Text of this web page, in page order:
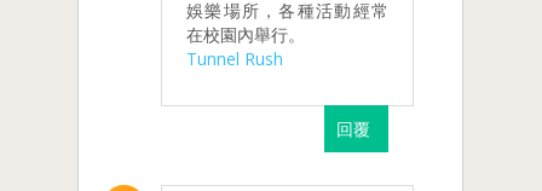
娛樂場所，各種活動經常
在校園內舉行。
Tunnel Rush
回覆